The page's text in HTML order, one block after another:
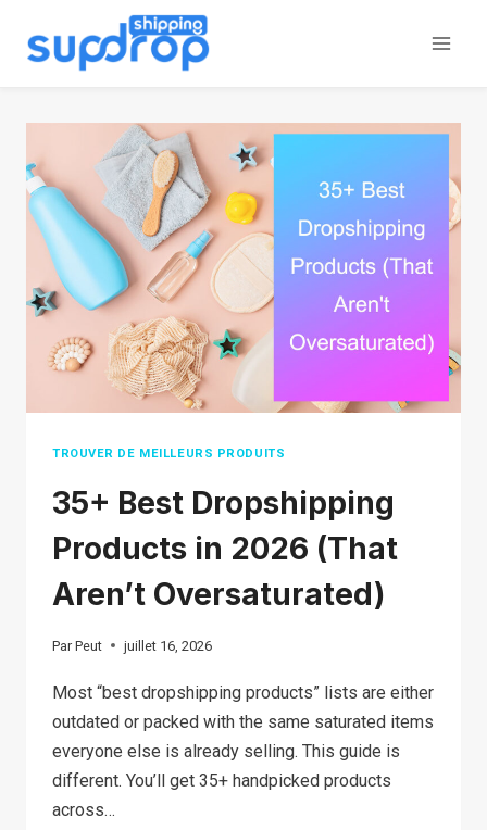
TROUVER DE MEILLEURS PRODUITS
35+ Best Dropshipping
Products in 2026 (That
Aren’t Oversaturated)
Par Peut juillet 16, 2026
Most “best dropshipping products” lists are either
outdated or packed with the same saturated items
everyone else is already selling. This guide is
different. You’ll get 35+ handpicked products
across…